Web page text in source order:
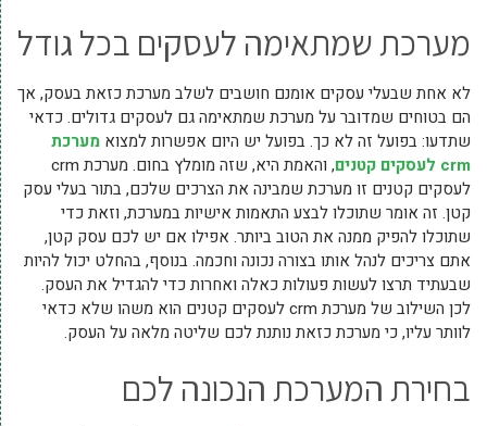
מערכת שמתאימה לעסקים בכל גודל
לא אחת שבעלי עסקים אומנם חושבים לשלב מערכת כזאת בעסק, אך
הם בטוחים שמדובר על מערכת שמתאימה גם לעסקים גדולים. כדאי
שתדעו: בפועל זה לא כך. בפועל יש היום אפשרות למצוא מערכת
crm לעסקים קטנים
, והאמת היא, שזה מומלץ בחום. מערכת crm
לעסקים קטנים זו מערכת שמבינה את הצרכים שלכם, בתור בעלי עסק
קטן. זה אומר שתוכלו לבצע התאמות אישיות במערכת, וזאת כדי
שתוכלו להפיק ממנה את הטוב ביותר. אפילו אם יש לכם עסק קטן,
אתם צריכים לנהל אותו בצורה נכונה וחכמה. בנוסף, בהחלט יכול להיות
שבעתיד תרצו לעשות פעולות כאלה ואחרות כדי להגדיל את העסק.
לכן השילוב של מערכת crm לעסקים קטנים הוא משהו שלא כדאי
לוותר עליו, כי מערכת כזאת נותנת לכם שליטה מלאה על העסק.
בחירת המערכת הנכונה לכם